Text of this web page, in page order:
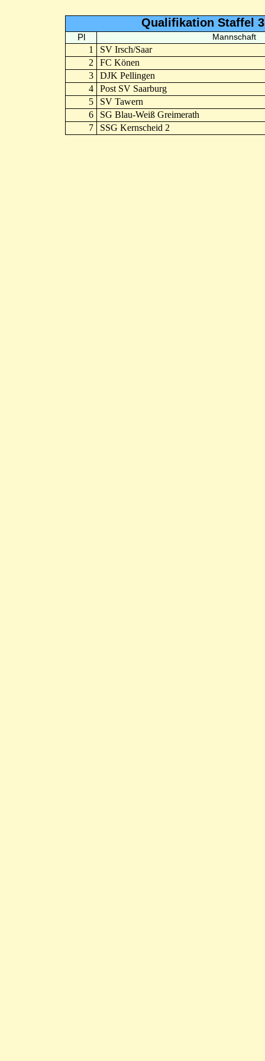
Qualifikation Staffel
Pl Mannschaft
1
SV Irsch/Saar
2
FC Könen
3
DJK Pellingen
4
Post SV Saarburg
5
SV Tawern
6
SG Blau-Weiß Greimerath
7
SSG Kernscheid 2